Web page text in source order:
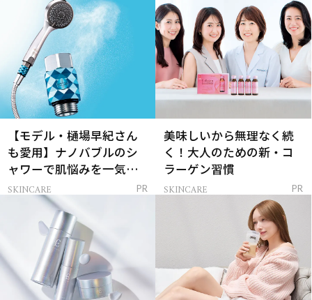
【モデル・樋場早紀さん
も愛用】ナノバブルのシ
ャワーで肌悩みを一気に
解決
SKINCARE PR
美味しいから無理なく続
く！大人のための新・コ
ラーゲン習慣
SKINCARE PR